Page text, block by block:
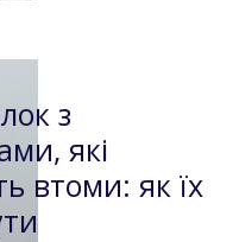
з
які
втоми: як їх